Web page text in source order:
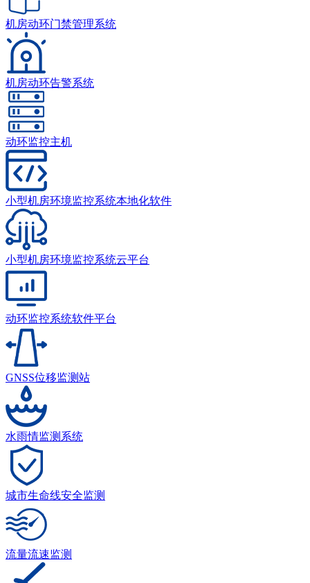
机房动环门禁管理系统
机房动环告警系统
动环监控主机
小型机房环境监控系统本地化软件
小型机房环境监控系统云平台
动环监控系统软件平台
GNSS位移监测站
水雨情监测系统
城市生命线安全监测
流量流速监测